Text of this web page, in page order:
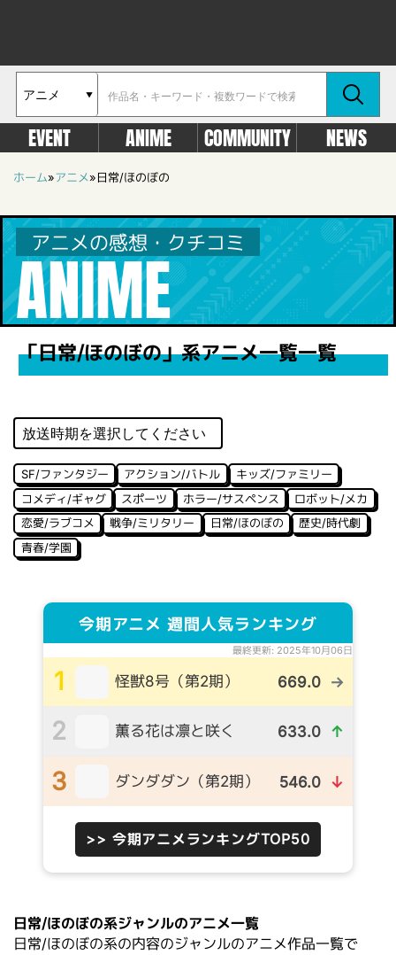
EVENT ANIME COMMUNITY NEWS
ホーム»アニメ»日常/ほのぼの
アニメの感想・クチコミ
ANIME
「日常/ほのぼの」系アニメ一覧一覧
SF/ファンタジー アクション/バトル
キッズ/ファミリー
コメディ/ギャグ
スポーツ ホラー/サスペンス
ロボット/メカ
恋愛/ラブコメ
戦争/ミリタリー 日常/ほのぼの
歴史/時代劇
青春/学園
今期アニメ 週間人気ランキング
最終更新: 2025年10月06日
1 怪獣8号（第2期） 669.0 →
2 薫る花は凛と咲く 633.0 ↑
3 ダンダダン（第2期） 546.0 ↓
>> 今期アニメランキングTOP50
日常/ほのぼの系ジャンルのアニメ一覧
日常/ほのぼの系の内容のジャンルのアニメ作品一覧で